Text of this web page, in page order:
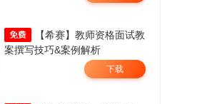
【希赛】教师资格面试教
案撰写技巧&案例解析
下载